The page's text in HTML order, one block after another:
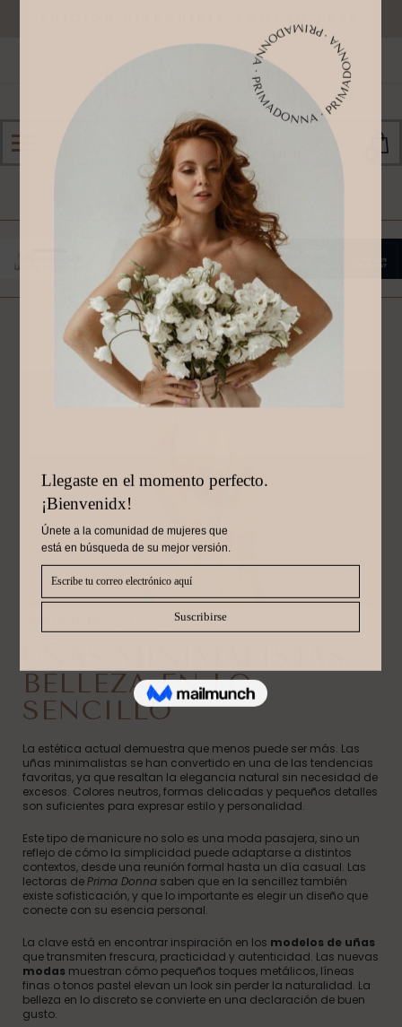
BELLEZA EN LO
SENCILLO
La estética actual demuestra que menos puede ser más. Las
uñas minimalistas se han convertido en una de las tendencias
favoritas, ya que resaltan la elegancia natural sin necesidad de
excesos. Colores neutros, formas delicadas y pequeños detalles
son suficientes para expresar estilo y personalidad.
Este tipo de manicure no solo es una moda pasajera, sino un
reflejo de cómo la simplicidad puede adaptarse a distintos
contextos, desde una reunión formal hasta un día casual. Las
lectoras dePrima Donna saben que en la sencillez también
existe sofisticación, y que lo importante es elegir un diseño que
conecte con su esencia personal.
La clave está en encontrar inspiración en los modelos de uñas
que transmiten frescura, practicidad y autenticidad. Las nuevas
modas muestran cómo pequeños toques metálicos, líneas
finas o tonos pastel elevan un look sin perder la naturalidad. La
belleza en lo discreto se convierte en una declaración de buen
gusto.